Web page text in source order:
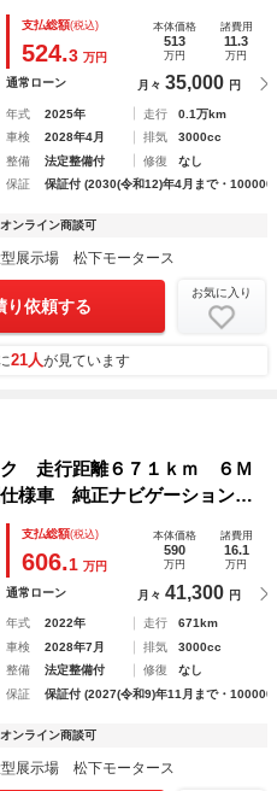
２．０ ＲＡＹＳ製１９イ
ＭＴシンクロレブコントロ
支払総額(税込)
524.3 万円
本体価格
513
万円
諸費用
11.3
万円
通常ローン 月々 35,000 円
年式 2025年 走行
0.1万km
車検
2028年4月 排気
3000cc
整備
法定整備付 修復
なし
保証
保証付 (2030(令和12)年4月まで・
オンライン商談可
展示場 松下モータース
り依頼する
お気に入り
21人が見ています
走行距離６７１ｋｍ ６Ｍ
様車 純正ナビゲーション
アルマフラー 対向ピストン
１９インチ鍛造アルミホイー
支払総額(税込)
606.1 万円
本体価格
590
万円
諸費用
16.1
万円
通常ローン 月々 41,300 円
年式 2022年 走行
671km
車検
2028年7月 排気
3000cc
整備
法定整備付 修復
なし
保証
保証付 (2027(令和9)年11月まで・
オンライン商談可
展示場 松下モータース